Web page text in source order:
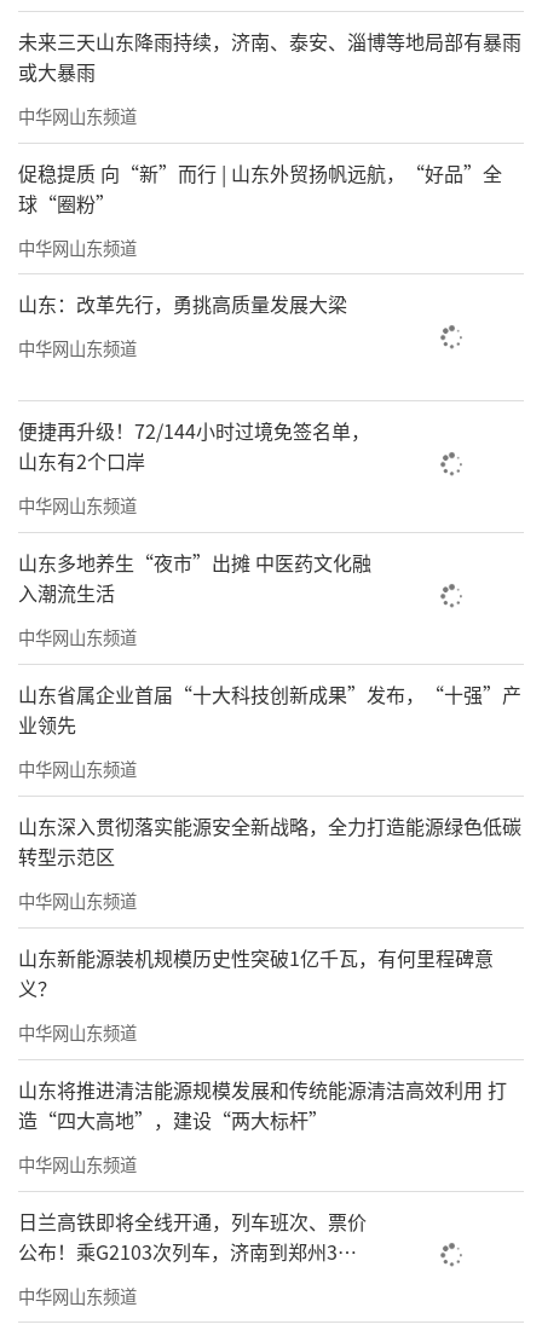
未来三天山东降雨持续，济南、泰安、淄博等地局部有暴雨
或大暴雨
中华网山东频道
促稳提质 向“新”而行 | 山东外贸扬帆远航，“好品”全
球“圈粉”
中华网山东频道
山东：改革先行，勇挑高质量发展大梁
中华网山东频道
便捷再升级！72/144小时过境免签名单，
山东有2个口岸
中华网山东频道
山东多地养生“夜市”出摊 中医药文化融
入潮流生活
中华网山东频道
山东省属企业首届“十大科技创新成果”发布，“十强”产
业领先
中华网山东频道
山东深入贯彻落实能源安全新战略，全力打造能源绿色低碳
转型示范区
中华网山东频道
山东新能源装机规模历史性突破1亿千瓦，有何里程碑意
义？
中华网山东频道
山东将推进清洁能源规模发展和传统能源清洁高效利用 打
造“四大高地”，建设“两大标杆”
中华网山东频道
日兰高铁即将全线开通，列车班次、票价
公布！乘G2103次列车，济南到郑州3小
时到达
中华网山东频道